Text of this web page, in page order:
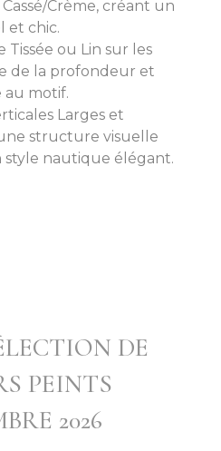
Crème, créant un
et chic.
Tissée ou Lin sur les
de la profondeur et
au motif.
Larges et
structure visuelle
nautique élégant.
DE
PEINTS
2026